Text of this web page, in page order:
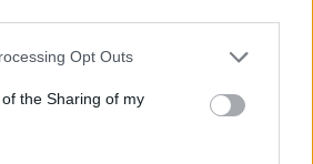
Opt Outs
the Sharing of my
ognia